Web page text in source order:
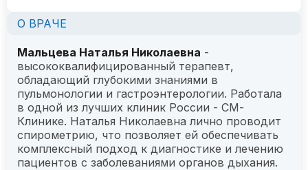
О ВРАЧЕ
Мальцева Наталья Николаевна -
высококвалифицированный терапевт,
обладающий глубокими знаниями в
пульмонологии и гастроэнтерологии. Работала
в одной из лучших клиник России - СМ-
Клинике. Наталья Николаевна лично проводит
спирометрию, что позволяет ей обеспечивать
комплексный подход к диагностике и лечению
пациентов с заболеваниями органов дыхания.